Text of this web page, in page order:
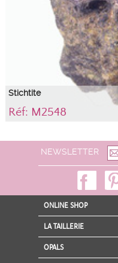
Stichtite
Réf: M2548
A very soft, "sandy" feeling
serpentine matrix.NEWSLETTER
ONLINE SHOP
LA TAILLERIE
OPALS